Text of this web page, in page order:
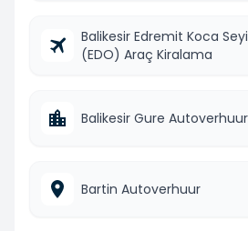
Balikesir Edremit Koca
(EDO) Araç Kiralama
Balikesir Gure Autoverhuur
Bartin Autoverhuur